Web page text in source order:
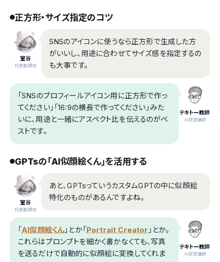
正方形・サイズ指定のコツ
室谷
代表取締役
SNSのアイコンに使うなら正方形で生成した方
がいいし、用途に合わせてサイズ感を指定するの
も大事です。
テキトー教師
.AI認定講師
「SNSのプロフィールアイコン用に正方形で作っ
てください」「16:9の横長で作ってください」みた
いに、用途と一緒にアスペクト比を伝えるのがベ
ストです。
GPTsの「AI似顔絵くん」を活用する
室谷
代表取締役
あと、GPTsっていうカスタムGPTの中に似顔絵
特化のものがあるんですよね。
テキトー教師
.AI認定講師
「AI似顔絵くん 」とか「Portrait Creator 」とか。
これらはプロンプトを細かく書かなくても、写真
を送るだけで自動的に似顔絵に変換してくれま